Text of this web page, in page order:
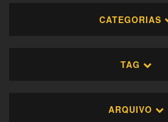
CATEGORIAS
TAG
ARQUIVO